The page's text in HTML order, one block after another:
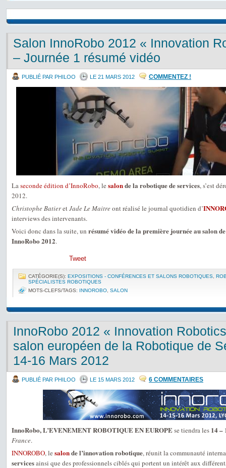
Salon InnoRobo 2012 « Innovation
– Journée 1 résumé vidéo
PUBLIÉ PAR PHILOO LE 21 MARS 2012 COMMENTEZ !
Laseconde édition d’InnoRobo, le salonde la robotique de services, s’est
2012.
Christophe BatieretJade Le Maitreont réalisé le journal quotidien d’
interviews des intervenants.
Voici donc dans la suite, un résumé vidéo de la première journée au salon
InnoRobo 2012.
Tweet
CATÉGORIE(S): EXPOSITIONS - CONFÉRENCES ET SALONS ROBOTIQUES
SPÉCIALISTES ROBOTIQUES
MOTS-CLEFS/TAGS: INNOROBO SALON
InnoRobo 2012 « Innovation
salon européen de la Robotique de
14-16 Mars 2012
PUBLIÉ PAR PHILOO LE 15 MARS 2012 6 COMMENTAIRES
InnoRobo, L’EVENEMENT ROBOTIQUE EN EUROPEse tiendra les 14 –
France.
INNOROBO, le salonde l’innovation robotique, réunit la communauté
servicesainsi que des professionnels ciblés qui portent un intérêt aux